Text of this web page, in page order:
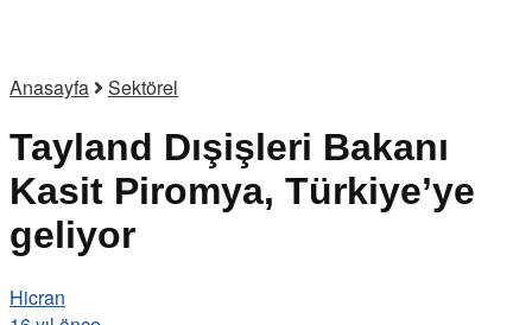
Anasayfa Sektörel
Tayland Dışişleri Bakanı
Kasit Piromya, Türkiye’ye
geliyor
Hicran